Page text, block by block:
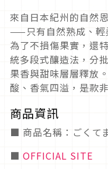
來自日本紀州的自然
——只有自然熟成、輕
為了不損傷果實，還
統多段式釀造法，分
果香與甜味層層釋放
酸、香氣四溢，是款
商品資訊
■ 商品名稱：ごくて
■ OFFICIAL SITE